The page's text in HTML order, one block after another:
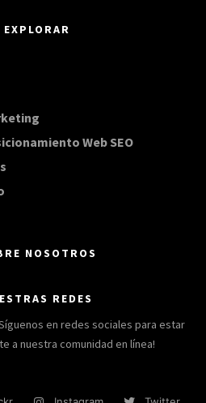
EXPLORAR
Web SEO20
NOSOTROS
REDES
en redes sociales para estar
a nuestra comunidad en línea!